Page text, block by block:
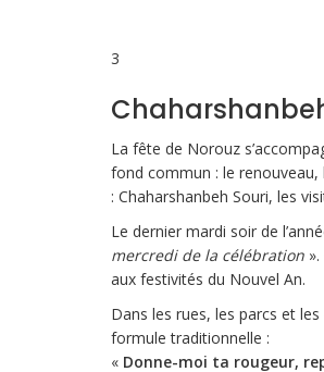
3
La fête de Norouz
fond commun : le
: Chaharshanbeh Souri, les
Le dernier mardi soir de
mercredi de la célébration
aux festivités du Nouvel An.
Dans les rues, les parcs et
formule traditionnelle :
« Donne-moi ta rougeur,